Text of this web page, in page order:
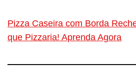
Pizza Caseira com Borda
que Pizzaria! Aprenda Agora